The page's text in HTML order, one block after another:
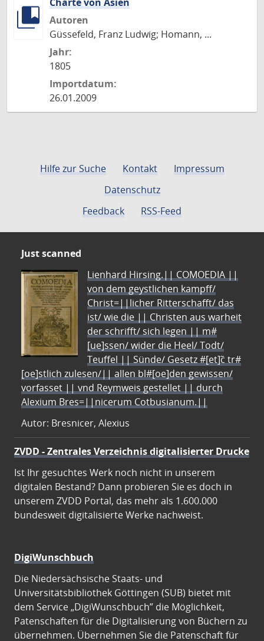
Autoren
Güssefeld, Franz Ludwig; Homann, ...
Jahr:
1805
Importdatum:
26.01.2009
Hilfe zur Suche Kontakt
Impressum
Datenschutz
Feedback
RSS-Feed
Just scanned
Lienhard Hirsing.|| COMOEDIA ||
von dem geystlichen kampff/
Christ=||licher Ritterschafft/ das
ist/ wie die || Christen aus warheit
der schrifft/ sich legen || m#
[ue]ssen/ wider die Heel/ Todt/
Teuffel || Sünde/ Gesetz #[et]c̃ tr#
[oe]stlich zulesen/|| allen bl#[oe]den gewissen/
vorfasset || vnd Reymweis gestellet || durch
Alexium Bres=||nicerum Cotbusianum.||
Autor: Bresnicer, Alexius
ZVDD - Zentrales Verzeichnis digitalisierter Drucke
Ist Ihr gesuchtes Werk noch nicht in unserem
digitalen Bestand? Dann probieren Sie es doch in
unserem ZVDD Portal, das mehr als 1.600.000
bundesweit digitalisierte Werke nachweist.
DigiWunschbuch
Die Niedersächsische Staats- und
Universitätsbibliothek Göttingen (SUB) bietet mit
dem Service „DigiWunschbuch” die Möglichkeit,
Patenschaften für die Digitalisierung von Büchern zu
übernehmen. Übernehmen Sie die Patenschaft für